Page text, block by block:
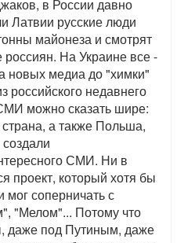
в России давно
Латвии русские люди
майонеза и смотрят
россиян. На Украине все -
новых медиа до "химки"
российского недавнего
можно сказать шире:
а также Польша,
СМИ. Ни в
проект, который хотя бы
мог соперничать с
"Мелом"... Потому что
даже под Путиным, даже